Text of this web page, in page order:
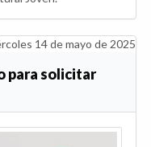
14 de mayo de 2025
para solicitar